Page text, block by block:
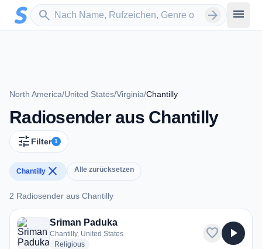
Zum Hauptinhalt springen
search
Sender suchen arrow_forward menu
North America/United States/Virginia/Chantilly
Radiosender aus Chantilly
tune Filter 1
Chantilly close Alle zurücksetzen
2 Radiosender aus Chantilly
2 Radiosender aus Chantilly
Sriman Paduka
Chantilly, United States
Religiousradio stations
favorite play_arrow